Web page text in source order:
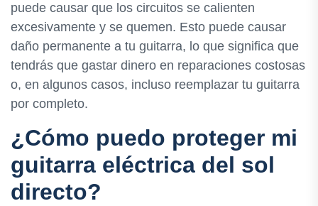
puede causar que los circuitos se calienten
excesivamente y se quemen. Esto puede causar
daño permanente a tu guitarra, lo que significa que
tendrás que gastar dinero en reparaciones costosas
o, en algunos casos, incluso reemplazar tu guitarra
por completo.
¿Cómo puedo proteger mi
guitarra eléctrica del sol
directo?